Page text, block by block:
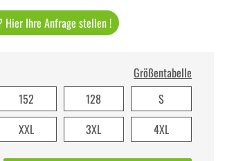
Hier Ihre Anfrage stellen !
Größentabelle
152 128
S
XXL 3XL 4XL